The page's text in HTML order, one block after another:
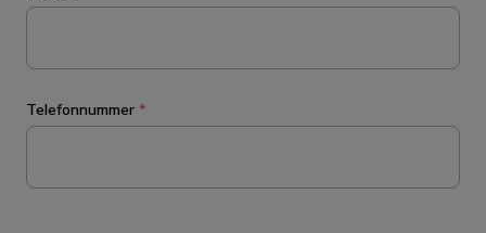
Telefonnummer *